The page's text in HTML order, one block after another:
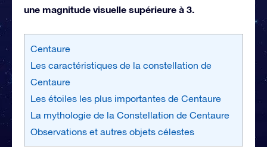
une magnitude visuelle supérieure à 3.
Centaure
Les caractéristiques de la constellation de
Centaure
Les étoiles les plus importantes de Centaure
La mythologie de la Constellation de Centaure
Observations et autres objets célestes